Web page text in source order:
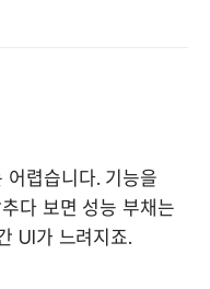
어렵습니다. 기능을
다 보면 성능 부채는
UI가 느려지죠.